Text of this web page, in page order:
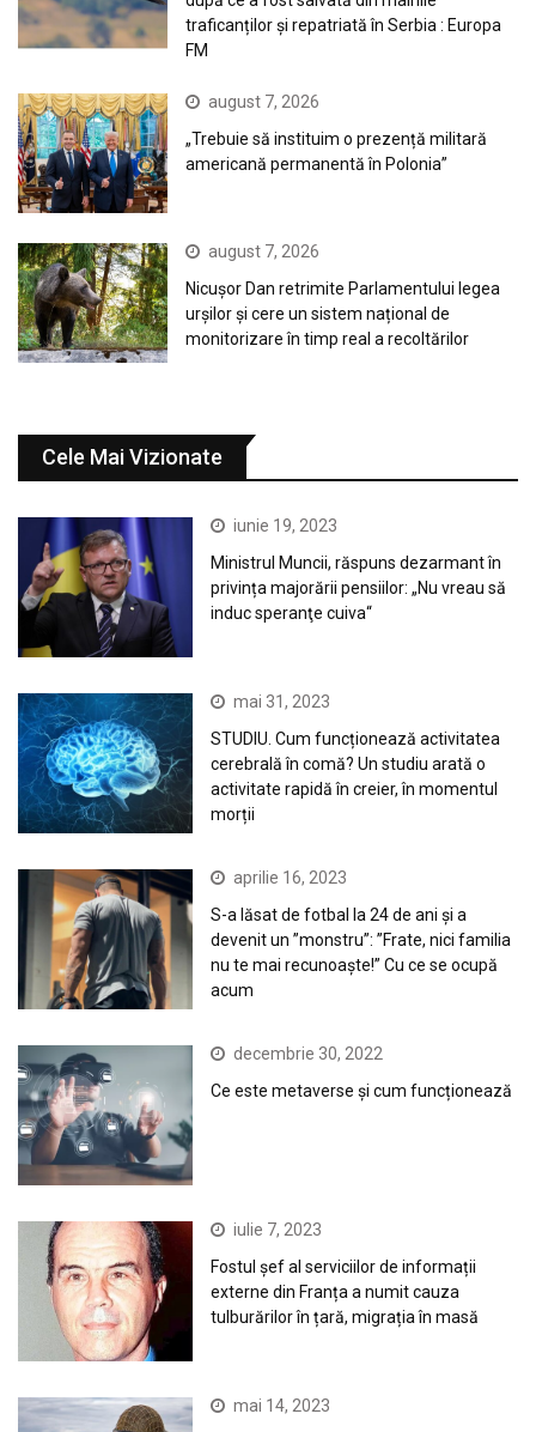
traficanților și repatriată în Serbia : Europa
FM
august 7, 2026
„Trebuie să instituim o prezență militară
americană permanentă în Polonia”
august 7, 2026
Nicușor Dan retrimite Parlamentului legea
urșilor și cere un sistem național de
monitorizare în timp real a recoltărilor
Cele Mai Vizionate
iunie 19, 2023
Ministrul Muncii, răspuns dezarmant în
privința majorării pensiilor: „Nu vreau să
induc speranţe cuiva“
mai 31, 2023
STUDIU. Cum funcționează activitatea
cerebrală în comă? Un studiu arată o
activitate rapidă în creier, în momentul
morții
aprilie 16, 2023
S-a lăsat de fotbal la 24 de ani și a
devenit un ”monstru”: ”Frate, nici familia
nu te mai recunoaște!” Cu ce se ocupă
acum
decembrie 30, 2022
Ce este metaverse și cum funcționează
iulie 7, 2023
Fostul șef al serviciilor de informații
externe din Franța a numit cauza
tulburărilor în țară, migrația în masă
mai 14, 2023